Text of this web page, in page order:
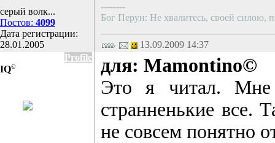
серый волк...
Постов: 4099
Дата регистрации:
28.01.2005
--------
Бог Перун: Не хвалитесь, своей силою,
13.09.2009 14:37
Profile
IQ©
для: Mamontino©
Это я читал. Мне
странненькие все.
не совсем понятно